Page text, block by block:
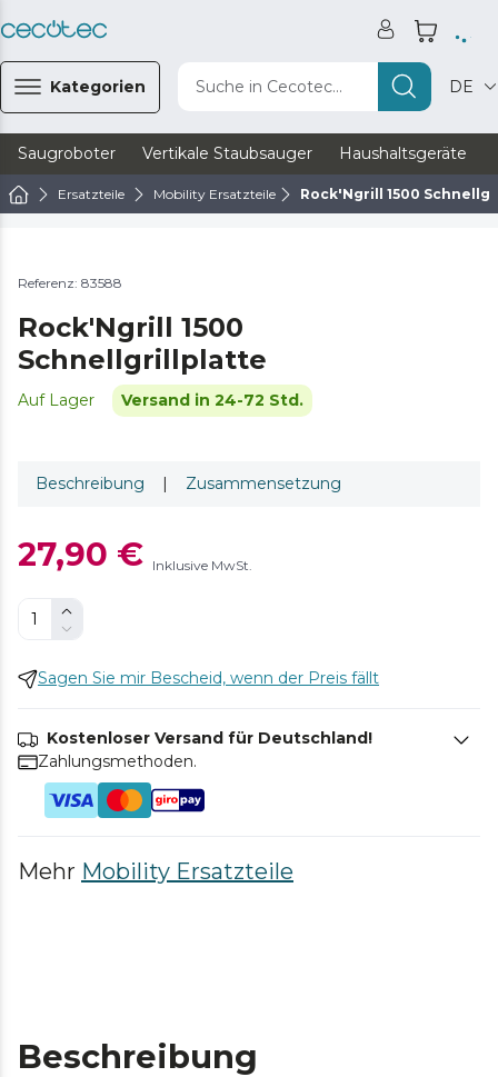
Kategorien Suche in Cecotec... DE
Saugroboter Vertikale Staubsauger Haushaltsgeräte
Ersatzteile Mobility Ersatzteile Rock'Ngrill 1500
Referenz: 83588
Rock'Ngrill 1500
Schnellgrillplatte
Auf Lager Versand in 24-72 Std.
Beschreibung | Zusammensetzung
27,90 € Inklusive MwSt.
Sagen Sie mir Bescheid, wenn der Preis fällt
Kostenloser Versand für Deutschland!
Zahlungsmethoden.
Mehr Mobility Ersatzteile
Beschreibung